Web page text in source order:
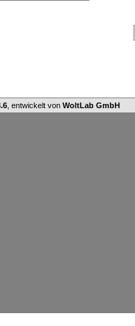
, entwickelt vonWoltLab GmbH